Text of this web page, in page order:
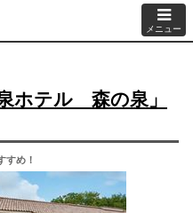
メニュー
ホテル 森の泉」
すめ！